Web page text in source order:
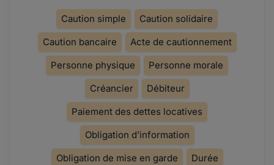
Caution simple
Caution solidaire
Caution bancaire
Acte de cautionnement
Personne physique
Personne morale
Créancier
Débiteur
Paiement des dettes locatives
Obligation d’information
Obligation de mise en garde
Durée